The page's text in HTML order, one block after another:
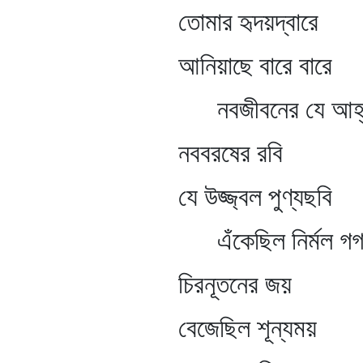
তোমার হৃদয়দ্বারে
আনিয়াছে বারে বারে
নবজীবনের যে
নববরষের রবি
যে উজ্জ্বল পুণ্যছবি
এঁকেছিল নির্মল
চিরনূতনের জয়
বেজেছিল শূন্যময়